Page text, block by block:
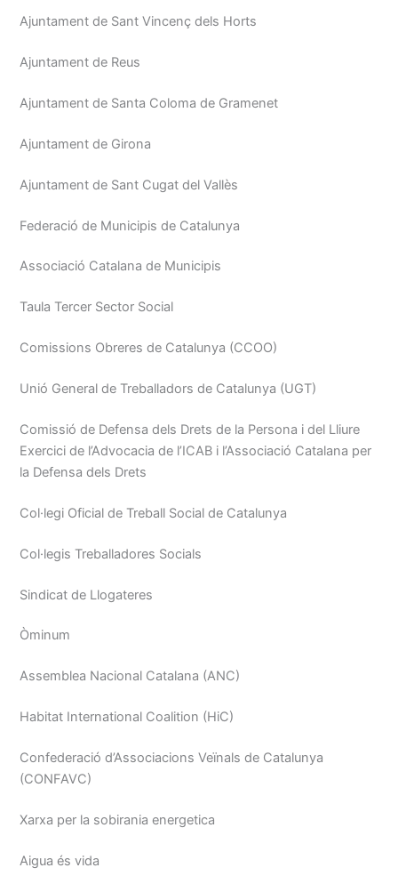
Ajuntament de Sant Vincenç dels Horts
Ajuntament de Reus
Ajuntament de Santa Coloma de Gramenet
Ajuntament de Girona
Ajuntament de Sant Cugat del Vallès
Federació de Municipis de Catalunya
Associació Catalana de Municipis
Taula Tercer Sector Social
Comissions Obreres de Catalunya (CCOO)
Unió General de Treballadors de Catalunya (UGT)
Comissió de Defensa dels Drets de la Persona i del Lliure
Exercici de l’Advocacia de l’ICAB i l’Associació Catalana per
la Defensa dels Drets
Col·legi Oficial de Treball Social de Catalunya
Col·legis Treballadores Socials
Sindicat de Llogateres
Òminum
Assemblea Nacional Catalana (ANC)
Habitat International Coalition (HiC)
Confederació d’Associacions Veïnals de Catalunya
(CONFAVC)
Xarxa per la sobirania energetica
Aigua és vida